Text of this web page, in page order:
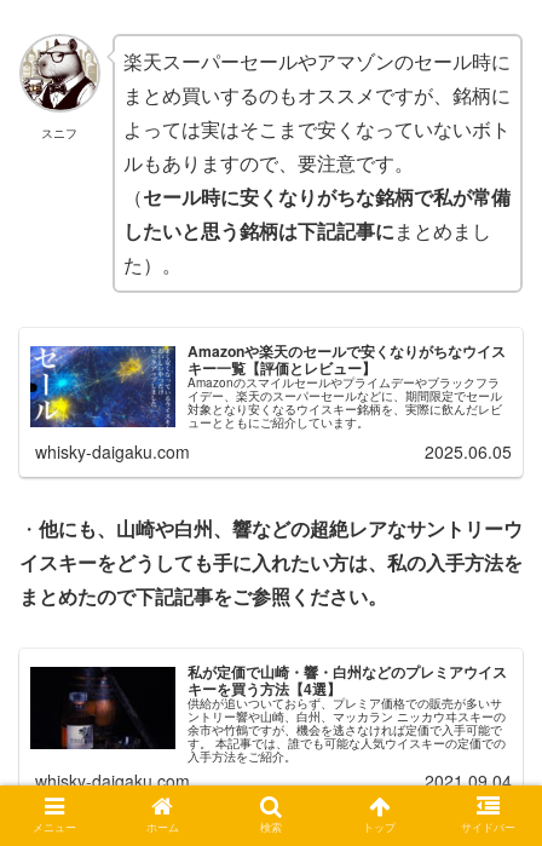
スニフ
楽天スーパーセールやアマゾンのセール時に
まとめ買いするのもオススメですが、銘柄に
よっては実はそこまで安くなっていないボト
ルもありますので、要注意です。
（セール時に安くなりがちな銘柄で私が常備
したいと思う銘柄は下記記事にまとめまし
た）。
Amazonや楽天のセールで安くなりがちなウイス
キー一覧【評価とレビュー】
Amazonのスマイルセールやプライムデーやブラックフラ
イデー、楽天のスーパーセールなどに、期間限定でセール
対象となり安くなるウイスキー銘柄を、実際に飲んだレビ
ューとともにご紹介しています。
whisky-daigaku.com 2025.06.05
・ 他にも、山崎や白州、響などの超絶レアなサントリーウ
イスキーをどうしても手に入れたい方は、私の入手方法を
まとめたので下記記事をご参照ください。
私が定価で山崎・響・白州などのプレミアウイス
キーを買う方法【4選】
供給が追いついておらず、プレミア価格での販売が多いサ
ントリー響や山崎、白州、マッカラン ニッカウヰスキーの
余市や竹鶴ですが、機会を逃さなければ定価で入手可能で
す。 本記事では、誰でも可能な人気ウイスキーの定価での
入手方法をご紹介。
whisky-daigaku.com 2021.09.04
メニュー ホーム 検索 トップ サイドバー